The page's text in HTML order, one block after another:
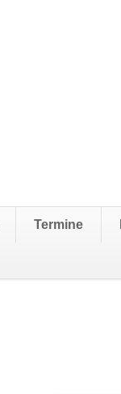
Termine